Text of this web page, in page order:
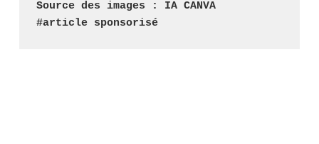
Source des images : IA CANVA
#article sponsorisé